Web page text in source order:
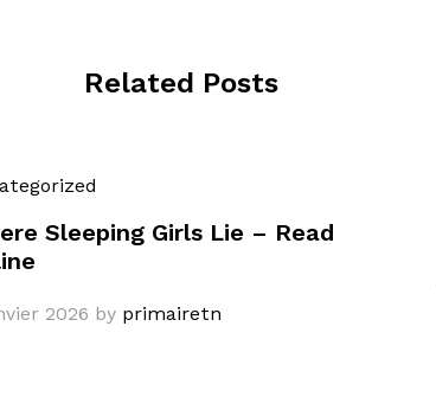
Related Posts
Sleeping Girls Lie – Read
2026 by primairetn